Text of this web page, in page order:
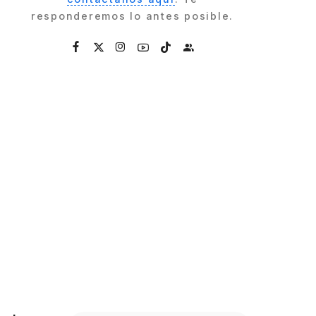
responderemos lo antes posible.